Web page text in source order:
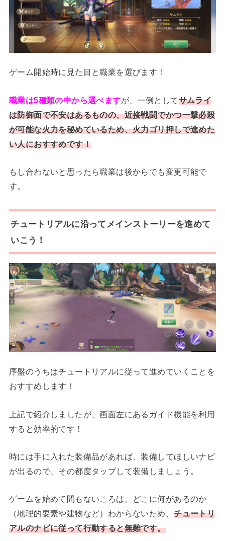
ゲーム開始時に見た目と職業を選びます！
職業は5種類の中から選べますが、一例としてサムライ
は防御面で不安はあるものの、近接戦闘でかつ一撃必殺
が可能な火力を秘めているため、火力ゴリ押しで進めた
い人におすすめです！
もし合わないと思ったら職業は後からでも変更可能で
す。
チュートリアルに沿ってメインストーリーを進めて
いこう！
序盤のうちはチュートリアルに従って進めていくことを
おすすめします！
上記で紹介しましたが、画面左にあるガイド機能を利用
すると効率的です！
時には手に入れた装備品があれば、装備してほしいナビ
が出るので、その都度タップして装備しましょう。
ゲームを始めて間もないころは、どこに何があるのか
（地理的要素や建物など）わからないため、チュートリ
アルのナビに従って行動すると無難です。